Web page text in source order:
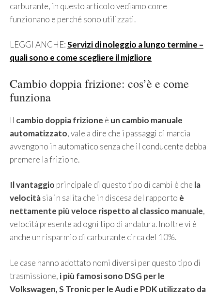
carburante, in questo articolo vediamo come
funzionano e perché sono utilizzati.
LEGGI ANCHE:Servizi di noleggio a lungo termine –
quali sono e come scegliere il migliore
Cambio doppia frizione: cos’è e come
funziona
Il cambio doppia frizione è un cambio manuale
automatizzato, vale a dire che i passaggi di marcia
avvengono in automatico senza che il conducente debba
premere la frizione.
Il vantaggio principale di questo tipo di cambi è che la
velocitàsia in salita che in discesa del rapporto è
nettamente più veloce rispetto al classico manuale,
velocità presente ad ogni tipo di andatura. Inoltre vi è
anche un risparmio di carburante circa del 10%.
Le case hanno adottato nomi diversi per questo tipo di
trasmissione, i più famosi sono DSG per le
Volkswagen, S Tronic per le Audi e PDK utilizzato da